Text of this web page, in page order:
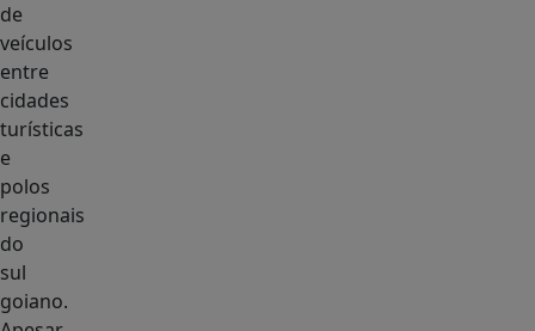
de
veículos
entre
cidades
turísticas
e
polos
regionais
do
sul
goiano.